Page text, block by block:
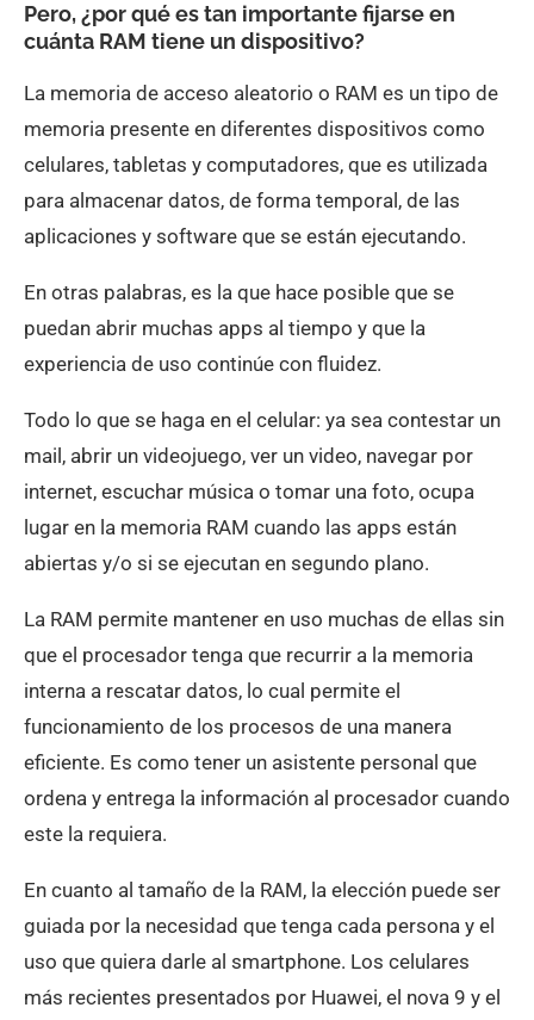
Pero, ¿por qué es tan importante fijarse en
cuánta RAM tiene un dispositivo?
La memoria de acceso aleatorio o RAM es un tipo de
memoria presente en diferentes dispositivos como
celulares, tabletas y computadores, que es utilizada
para almacenar datos, de forma temporal, de las
aplicaciones y software que se están ejecutando.
En otras palabras, es la que hace posible que se
puedan abrir muchas apps al tiempo y que la
experiencia de uso continúe con fluidez.
Todo lo que se haga en el celular: ya sea contestar un
mail, abrir un videojuego, ver un video, navegar por
internet, escuchar música o tomar una foto, ocupa
lugar en la memoria RAM cuando las apps están
abiertas y/o si se ejecutan en segundo plano.
La RAM permite mantener en uso muchas de ellas sin
que el procesador tenga que recurrir a la memoria
interna a rescatar datos, lo cual permite el
funcionamiento de los procesos de una manera
eficiente. Es como tener un asistente personal que
ordena y entrega la información al procesador cuando
este la requiera.
En cuanto al tamaño de la RAM, la elección puede ser
guiada por la necesidad que tenga cada persona y el
uso que quiera darle al smartphone. Los celulares
más recientes presentados por Huawei, el nova 9 y el